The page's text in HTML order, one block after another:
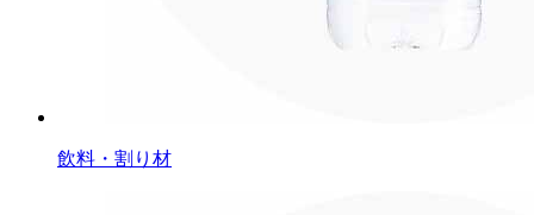
飲料・割り材